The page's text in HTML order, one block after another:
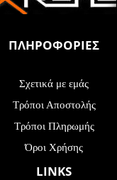
ΠΛΗΡΟΦΟΡΙΕΣ
Σχετικά με εμάς
Τρόποι Αποστολής
Τρόποι Πληρωμής
Όροι Χρήσης
LINKS